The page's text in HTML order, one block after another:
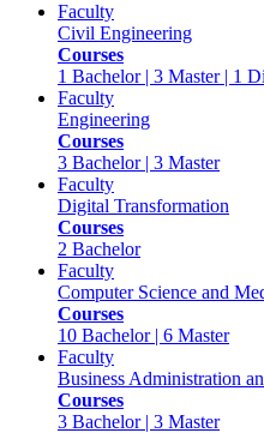
Faculty
Civil Engineering
Courses
1 Bachelor | 3 Master | 1
Faculty
Engineering
Courses
3 Bachelor | 3 Master
Faculty
Digital Transformation
Courses
2 Bachelor
Faculty
Computer Science and
Courses
10 Bachelor | 6 Master
Faculty
Business Administration
Courses
3 Bachelor | 3 Master